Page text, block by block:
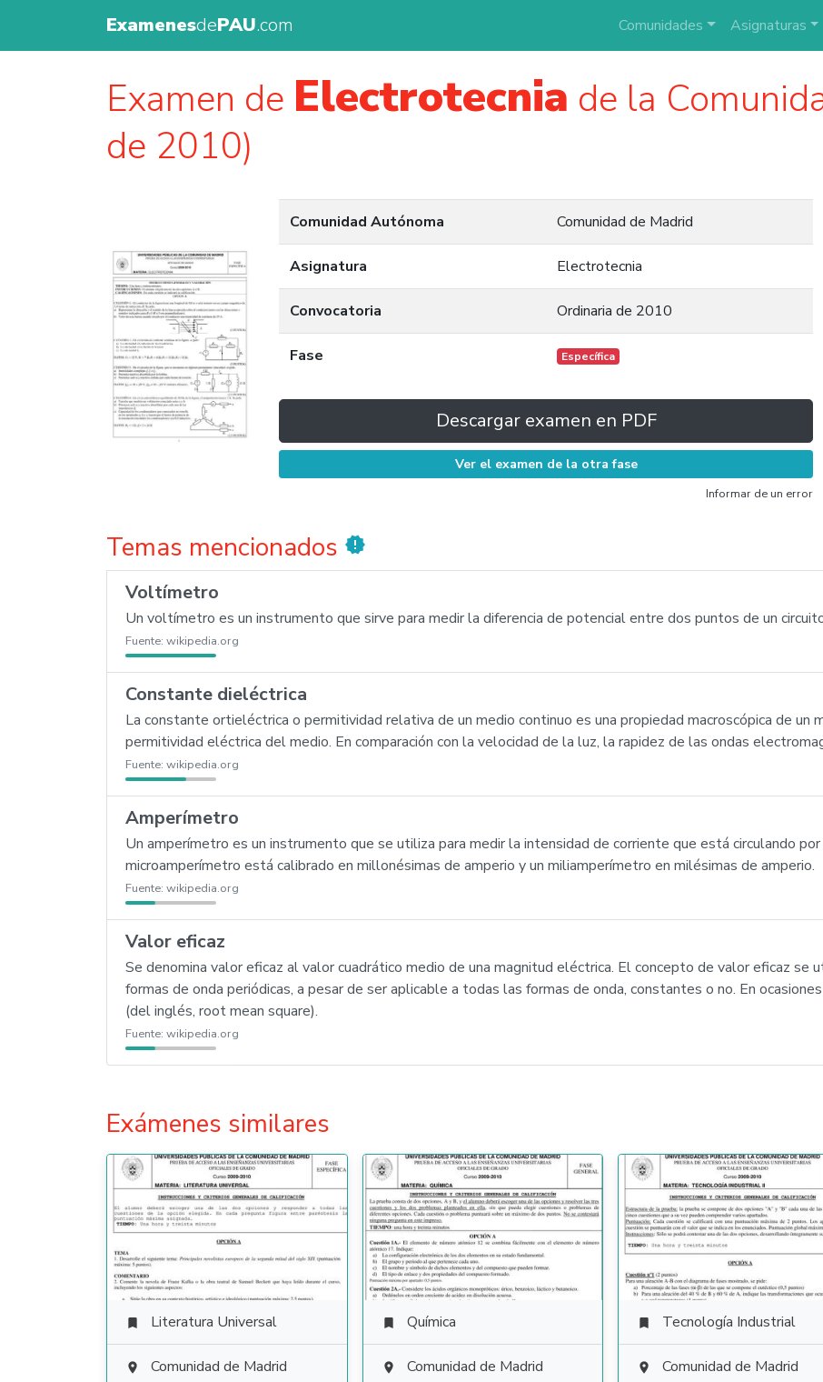
ExamenesdePAU.com Comunidades Asignaturas
Examen de Electrotecnia de la
de 2010)
Comunidad Autónoma Comunidad de Madrid
Asignatura Electrotecnia
Convocatoria Ordinaria de 2010
Fase Específica
Descargar examen en PDF
Ver el examen de la otra fase
Informar de un error
Temas mencionados new_releases
Voltímetro
Un voltímetro es un instrumento que sirve para medir la diferencia de potencial entre dos puntos de un
Fuente: wikipedia.org
Constante dieléctrica
La constante ortieléctrica o permitividad relativa de un medio continuo es una propiedad macroscópica de un
permitividad eléctrica del medio. En comparación con la velocidad de la luz, la rapidez de las ondas
Fuente: wikipedia.org
Amperímetro
Un amperímetro es un instrumento que se utiliza para medir la intensidad de corriente que está circulando
microamperímetro está calibrado en millonésimas de amperio y un miliamperímetro en milésimas de amperio.
Fuente: wikipedia.org
Valor eficaz
Se denomina valor eficaz al valor cuadrático medio de una magnitud eléctrica. El concepto de valor eficaz se
formas de onda periódicas, a pesar de ser aplicable a todas las formas de onda, constantes o no. En
(del inglés, root mean square).
Fuente: wikipedia.org
Exámenes similares
 Literatura Universal
 Comunidad de Madrid
 Química
 Comunidad de Madrid
 Tecnología Industrial
 Comunidad de Madrid